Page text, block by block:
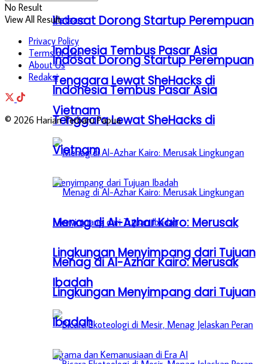
Indosat Dorong Startup Perempuan
Indonesia Tembus Pasar Asia
Tenggara Lewat SheHacks di
Vietnam
Menag di Al-Azhar Kairo: Merusak
Lingkungan Menyimpang dari Tujuan
Ibadah
Indosat Dorong Startup Perempuan
Indonesia Tembus Pasar Asia
Tenggara Lewat SheHacks di
Vietnam
Menag di Al-Azhar Kairo: Merusak
Lingkungan Menyimpang dari Tujuan
Ibadah
No Result
View All Result
Privacy Policy
Terms of Use
About Us
Redaksi
© 2026 Harian Terbaru Papua